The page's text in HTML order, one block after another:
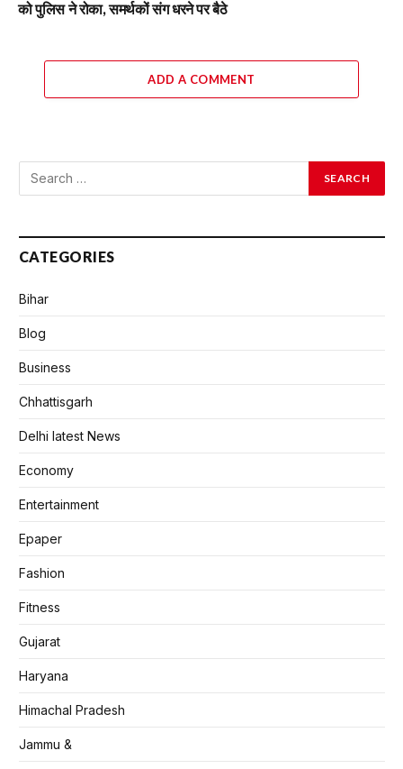
को पुलिस ने रोका, समर्थकों संग धरने पर बैठे
ADD A COMMENT
CATEGORIES
Bihar
Blog
Business
Chhattisgarh
Delhi latest News
Economy
Entertainment
Epaper
Fashion
Fitness
Gujarat
Haryana
Himachal Pradesh
Jammu &